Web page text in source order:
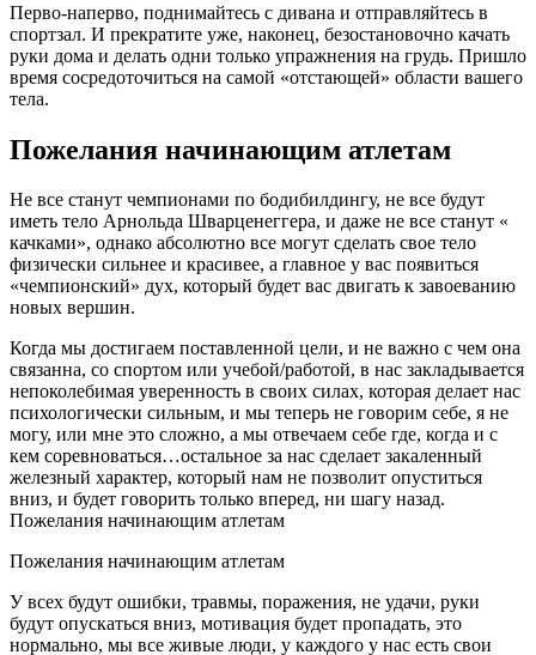
Перво-наперво, поднимайтесь с дивана и отправляйтесь в
спортзал. И прекратите уже, наконец, безостановочно качать
руки дома и делать одни только упражнения на грудь. Пришло
время сосредоточиться на самой «отстающей» области вашего
тела.
Пожелания начинающим атлетам
Не все станут чемпионами по бодибилдингу, не все будут
иметь тело Арнольда Шварценеггера, и даже не все станут «
качками», однако абсолютно все могут сделать свое тело
физически сильнее и красивее, а главное у вас появиться
«чемпионский» дух, который будет вас двигать к завоеванию
новых вершин.
Когда мы достигаем поставленной цели, и не важно с чем она
связанна, со спортом или учебой/работой, в нас закладывается
непоколебимая уверенность в своих силах, которая делает нас
психологически сильным, и мы теперь не говорим себе, я не
могу, или мне это сложно, а мы отвечаем себе где, когда и с
кем соревноваться…остальное за нас сделает закаленный
железный характер, который нам не позволит опуститься
вниз, и будет говорить только вперед, ни шагу назад.
Пожелания начинающим атлетам
Пожелания начинающим атлетам
У всех будут ошибки, травмы, поражения, не удачи, руки
будут опускаться вниз, мотивация будет пропадать, это
нормально, мы все живые люди, у каждого у нас есть свои